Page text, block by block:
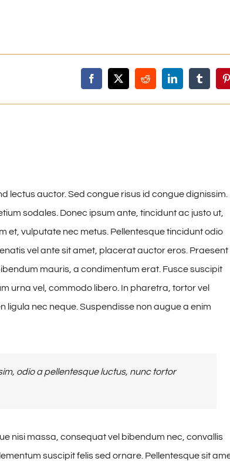
lectus auctor. Sed congue risus id congue dignissim.
sodales. Donec ipsum ante, tincidunt ac justo ut,
et, vulputate nec metus. Pellentesque tincidunt odio
vel ante sit amet, placerat auctor eros. Praesent
mauris, a condimentum erat. Fusce suscipit
urna vel, commodo libero. In pharetra, tortor vel
nec neque. Suspendisse non augue a enim
odio a pellentesque luctus, nunc tortor
nisi massa, consequat vel bibendum nec, convallis
suscipit felis sed ornare. Pellentesque sit